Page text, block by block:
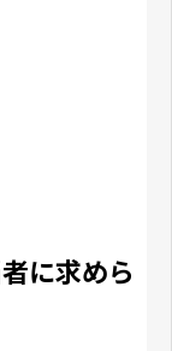
に求めら